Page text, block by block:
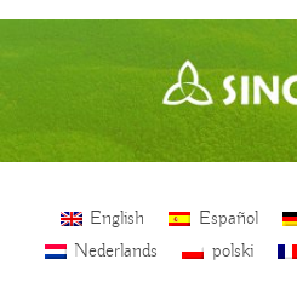
English Español
Nederlands
polski